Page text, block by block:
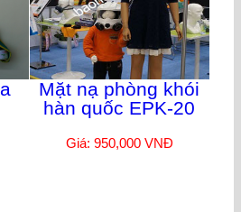
Mặt nạ phòng khói
hàn quốc EPK-20
Giá: 950,000 VNĐ